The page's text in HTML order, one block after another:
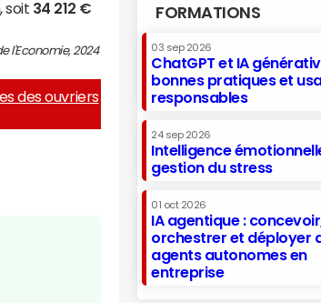
soit 34 212 €
l'Economie, 2024
des ouvriers
FORMATIONS
03 sep 2026
ChatGPT et IA
bonnes pratiques et
responsables
24 sep 2026
Intelligence
gestion du stress
01 oct 2026
IA agentique : concevoir,
orchestrer et déployer
agents autonomes en
entreprise